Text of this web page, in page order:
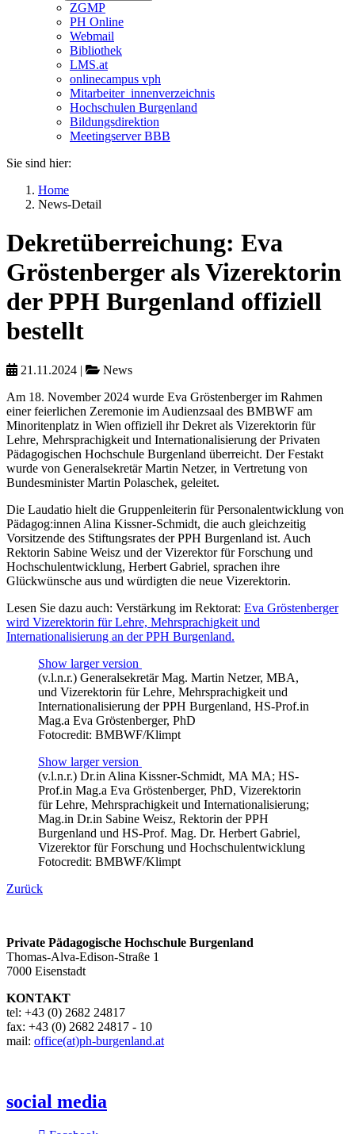
ZGMP
PH Online
Webmail
Bibliothek
LMS.at
onlinecampus vph
Mitarbeiter_innenverzeichnis
Hochschulen Burgenland
Bildungsdirektion
Meetingserver BBB
Sie sind hier:
Home
News-Detail
Dekretüberreichung: Eva
Gröstenberger als Vizerektorin
der PPH Burgenland offiziell
bestellt
21.11.2024 |
News
Am 18. November 2024 wurde Eva Gröstenberger im Rahmen
einer feierlichen Zeremonie im Audienzsaal des BMBWF am
Minoritenplatz in Wien offiziell ihr Dekret als Vizerektorin für
Lehre, Mehrsprachigkeit und Internationalisierung der Privaten
Pädagogischen Hochschule Burgenland überreicht. Der Festakt
wurde von Generalsekretär Martin Netzer, in Vertretung von
Bundesminister Martin Polaschek, geleitet.
Die Laudatio hielt die Gruppenleiterin für Personalentwicklung von
Pädagog:innen Alina Kissner-Schmidt, die auch gleichzeitig
Vorsitzende des Stiftungsrates der PPH Burgenland ist. Auch
Rektorin Sabine Weisz und der Vizerektor für Forschung und
Hochschulentwicklung, Herbert Gabriel, sprachen ihre
Glückwünsche aus und würdigten die neue Vizerektorin.
Lesen Sie dazu auch: Verstärkung im Rektorat: Eva Gröstenberger
wird Vizerektorin für Lehre, Mehrsprachigkeit und
Internationalisierung an der PPH Burgenland.
Show larger version
(v.l.n.r.) Generalsekretär Mag. Martin Netzer, MBA,
und Vizerektorin für Lehre, Mehrsprachigkeit und
Internationalisierung der PPH Burgenland, HS-Prof.in
Mag.a Eva Gröstenberger, PhD
Fotocredit: BMBWF/Klimpt
Show larger version
(v.l.n.r.) Dr.in Alina Kissner-Schmidt, MA MA; HS-
Prof.in Mag.a Eva Gröstenberger, PhD, Vizerektorin
für Lehre, Mehrsprachigkeit und Internationalisierung;
Mag.in Dr.in Sabine Weisz, Rektorin der PPH
Burgenland und HS-Prof. Mag. Dr. Herbert Gabriel,
Vizerektor für Forschung und Hochschulentwicklung
Fotocredit: BMBWF/Klimpt
Zurück
Private Pädagogische Hochschule Burgenland
Thomas-Alva-Edison-Straße 1
7000 Eisenstadt
KONTAKT
tel: +43 (0) 2682 24817
fax: +43 (0) 2682 24817 - 10
mail: office(at)ph-burgenland.at
social media